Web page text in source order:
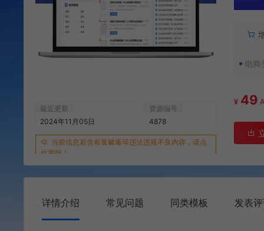
最近更新
2024年11月05日
资源编号
4878
当前信息若含有黄赌毒等违法违规不良内容，请点
此举报！
电商
¥ 49
详情介绍 常见问题 同类模板 发表